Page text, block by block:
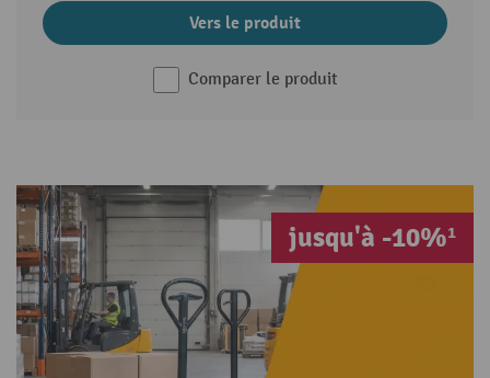
Vers le produit
Comparer le produit
jusqu'à -10%¹